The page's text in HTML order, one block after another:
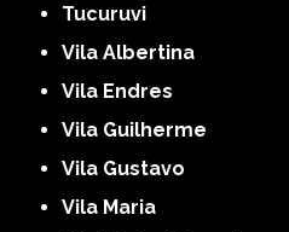
Tucuruvi
Vila Albertina
Vila Endres
Vila Guilherme
Vila Gustavo
Vila Maria